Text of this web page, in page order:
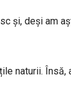
și, deși am
naturii. Însă,